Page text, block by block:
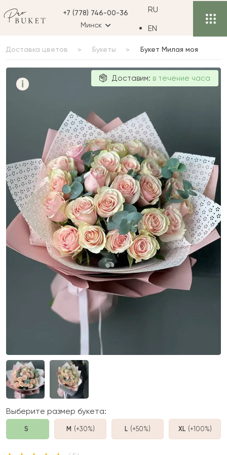
+7 (778) 746-00-36
Минск
RU
EN
Доставка цветов Букеты Букет Милая моя
i
Милая
Доставим: в течение часа
Выберите размер букета:
S M (+30%) L (+50%) XL (+100%)